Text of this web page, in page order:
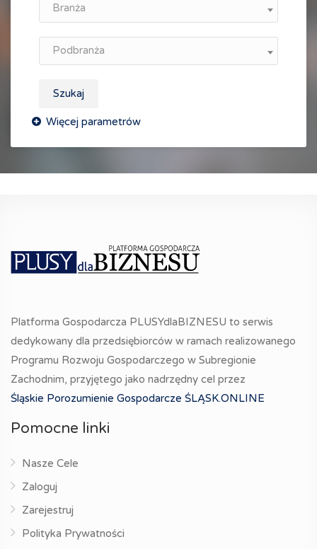
Branża
Podbranża
Szukaj
Platforma Gospodarcza PLUSYdlaBIZNESU to serwis
dedykowany dla przedsiębiorców w ramach realizowanego
Programu Rozwoju Gospodarczego w Subregionie
Zachodnim, przyjętego jako nadrzędny cel przez
Śląskie Porozumienie Gospodarcze ŚLĄSK.ONLINE
Pomocne linki
Nasze Cele
Zaloguj
Zarejestruj
Polityka Prywatności